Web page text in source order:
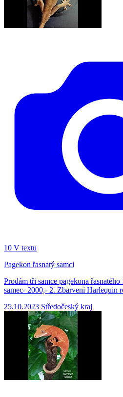
10 V textu
Pagekon řasnatý samci
Prodám tři samce pagekona
samec- 2000,- 2. Zbarvení Harlequin
25.10.2023 Středočeský kraj